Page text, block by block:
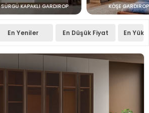
SÜRGÜ KAPAKLI GARDIROP KÖŞE
En Yeniler En Düşük Fiyat En